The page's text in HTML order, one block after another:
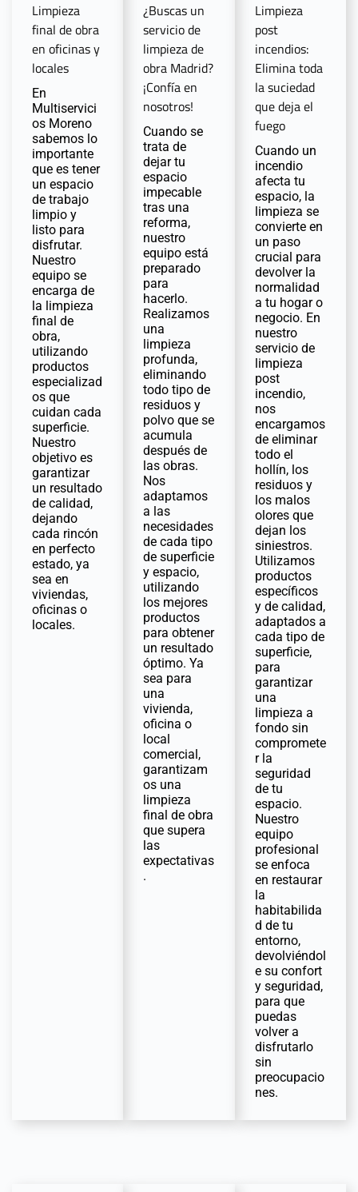
Limpieza
final de obra
en oficinas y
locales
En
Multiservici
os Moreno
sabemos lo
importante
que es tener
un espacio
de trabajo
limpio y
listo para
disfrutar.
Nuestro
equipo se
encarga de
la limpieza
final de
obra,
utilizando
productos
especializad
os que
cuidan cada
superficie.
Nuestro
objetivo es
garantizar
un resultado
de calidad,
dejando
cada rincón
en perfecto
estado, ya
sea en
viviendas,
oficinas o
locales.
¿Buscas un
servicio de
limpieza de
obra Madrid?
¡Confía en
nosotros!
Cuando se
trata de
dejar tu
espacio
impecable
tras una
reforma,
nuestro
equipo está
preparado
para
hacerlo.
Realizamos
una
limpieza
profunda,
eliminando
todo tipo de
residuos y
polvo que se
acumula
después de
las obras.
Nos
adaptamos
a las
necesidades
de cada tipo
de superficie
y espacio,
utilizando
los mejores
productos
para obtener
un resultado
óptimo. Ya
sea para
una
vivienda,
oficina o
local
comercial,
garantizam
os una
limpieza
final de obra
que supera
las
expectativas
.
Limpieza
post
incendios:
Elimina toda
la suciedad
que deja el
fuego
Cuando un
incendio
afecta tu
espacio, la
limpieza se
convierte en
un paso
crucial para
devolver la
normalidad
a tu hogar o
negocio. En
nuestro
servicio de
limpieza
post
incendio,
nos
encargamos
de eliminar
todo el
hollín, los
residuos y
los malos
olores que
dejan los
siniestros.
Utilizamos
productos
específicos
y de calidad,
adaptados a
cada tipo de
superficie,
para
garantizar
una
limpieza a
fondo sin
compromete
r la
seguridad
de tu
espacio.
Nuestro
equipo
profesional
se enfoca
en restaurar
la
habitabilida
d de tu
entorno,
devolviéndol
e su confort
y seguridad,
para que
puedas
volver a
disfrutarlo
sin
preocupacio
nes.